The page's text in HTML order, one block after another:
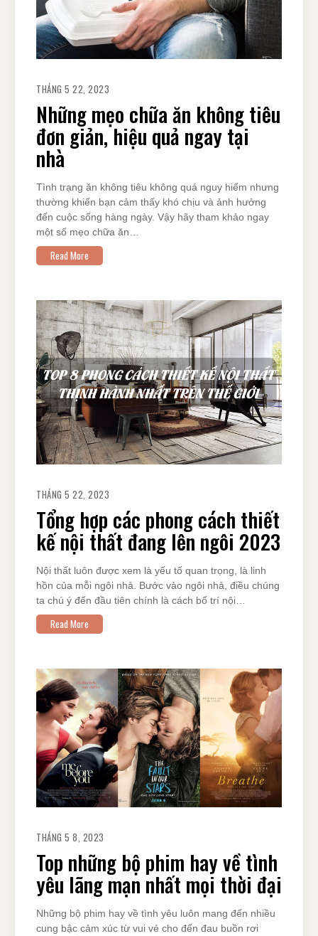
THÁNG 5 22, 2023
Những mẹo chữa ăn không tiêu
đơn giản, hiệu quả ngay tại
nhà
Tình trạng ăn không tiêu không quá nguy hiểm nhưng
thường khiến bạn cảm thấy khó chịu và ảnh hưởng
đến cuộc sống hàng ngày. Vậy hãy tham khảo ngay
một số mẹo chữa ăn…
Read More
THÁNG 5 22, 2023
Tổng hợp các phong cách thiết
kế nội thất đang lên ngôi 2023
Nội thất luôn được xem là yếu tố quan trọng, là linh
hồn của mỗi ngôi nhà. Bước vào ngôi nhà, điều chúng
ta chú ý đến đầu tiên chính là cách bố trí nội…
Read More
THÁNG 5 8, 2023
Top những bộ phim hay về tình
yêu lãng mạn nhất mọi thời đại
Những bộ phim hay về tình yêu luôn mang đến nhiều
cung bậc cảm xúc từ vui vẻ cho đến đau buồn rơi